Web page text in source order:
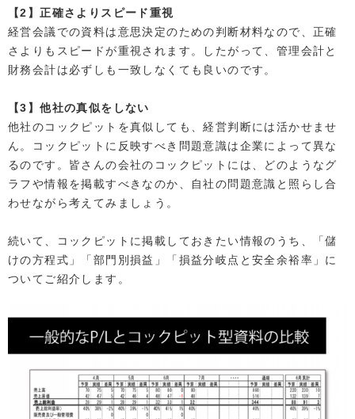
【2】正確さよりスピード重視
経営会議での資料は意思決定のための判断材料なので、正確
さよりもスピードが重視されます。したがって、管理会計と
財務会計は必ずしも一致しなくても良いのです。
【3】他社の真似をしない
他社のコックピットを真似しても、経営判断には活かせませ
ん。コックピットに反映すべき問題意識は企業によって異な
るのです。皆さんの会社のコックピットには、どのようなグ
ラフや情報を掲載すべきなのか、自社の問題意識と照らし合
わせながら考えてみましょう。
続いて、コックピットに掲載しておきたい情報のうち、「儲
けの方程式」「部門別損益」「損益分岐点と安全余裕率」に
ついてご紹介します。